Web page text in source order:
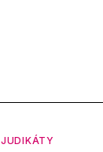
JUDIKÁTY